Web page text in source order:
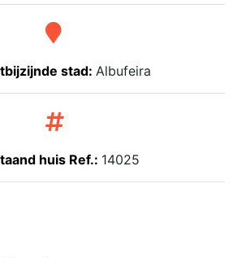
stad: Albufeira
huis Ref.: 14025